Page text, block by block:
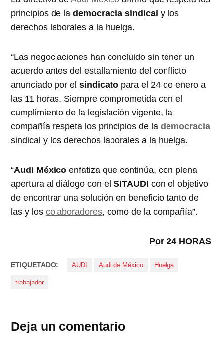
principios de lademocracia sindical y los
derechos laborales a la huelga.
“Las negociaciones han concluido sin tener un
acuerdo antes del estallamiento del conflicto
anunciado por elsindicato para el 24 de enero a
las 11 horas. Siempre comprometida con el
cumplimiento de la legislación vigente, la
compañía respeta los principios de lademocracia
sindical y los derechos laborales a la huelga.
“Audi México enfatiza que continúa, con plena
apertura al diálogo con elSITAUDI con el objetivo
de encontrar una solución en beneficio tanto de
las y loscolaboradores, como de la compañía”.
Por 24 HORAS
ETIQUETADO: AUDI Audi de México Huelga
trabajador
Deja un comentario